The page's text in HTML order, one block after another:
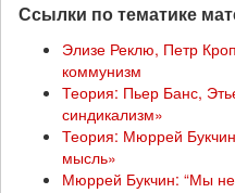
Ссылки по тематике
Элизе Реклю, Петр
коммунизм
Теория: Пьер Банс,
синдикализм»
Теория: Мюррей
мысль»
Мюррей Букчин: “Мы